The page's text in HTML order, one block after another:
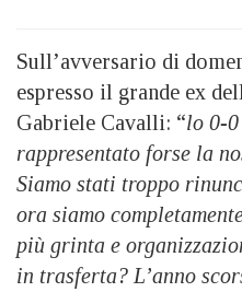
Sull’avversario di
espresso il grande ex
Gabriele Cavalli: “lo 0-
rappresentato forse la
Siamo stati troppo
ora siamo
più grinta e
in trasferta? L’anno